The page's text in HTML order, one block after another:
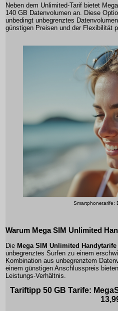
Neben dem Unlimited-Tarif bietet
140 GB Datenvolumen an. Diese
unbedingt unbegrenztes
günstigen Preisen und der Flexibilität
Smartphonetarife:
Warum Mega SIM Unlimited
Die Mega SIM Unlimited Handytarife
unbegrenztes Surfen zu einem
Kombination aus unbegrenztem
einem günstigen Anschlusspreis
Leistungs-Verhältnis.
Tariftipp 50 GB Tarife: